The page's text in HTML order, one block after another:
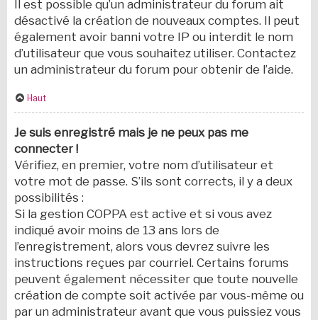
Il est possible qu’un administrateur du forum ait
désactivé la création de nouveaux comptes. Il peut
également avoir banni votre IP ou interdit le nom
d’utilisateur que vous souhaitez utiliser. Contactez
un administrateur du forum pour obtenir de l’aide.
Haut
Je suis enregistré mais je ne peux pas me
connecter !
Vérifiez, en premier, votre nom d’utilisateur et
votre mot de passe. S’ils sont corrects, il y a deux
possibilités :
Si la gestion COPPA est active et si vous avez
indiqué avoir moins de 13 ans lors de
l’enregistrement, alors vous devrez suivre les
instructions reçues par courriel. Certains forums
peuvent également nécessiter que toute nouvelle
création de compte soit activée par vous-même ou
par un administrateur avant que vous puissiez vous